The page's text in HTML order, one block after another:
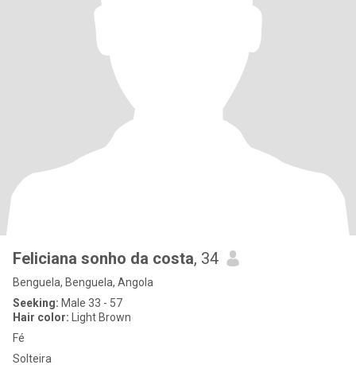
Feliciana sonho da costa, 34
Benguela, Benguela, Angola
Seeking: Male 33 - 57
Hair color: Light Brown
Fé
Solteira